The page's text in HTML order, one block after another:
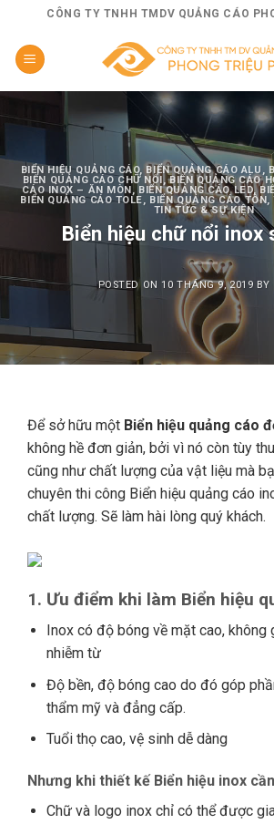
content
CÔNG TY TNHH TMDV QUẢNG CÁO
BIỂN HIỆU QUẢNG CÁO, BIỂN QUẢNG CÁO ALU ,
BIỂN QUẢNG CÁO CHỮ NỔI ,BIỂN QUẢNG CÁO
CÁO INOX – ĂN MÒN , BIỂN QUẢNG CÁO LED,
BIỂN QUẢNG CÁO TOLE, BIỂN QUẢNG CÁO TÔN ,
TIN TỨC & SỰ KIỆN
Biển hiệu chữ nổi inox
POSTED ON 10 THÁNG 9, 2019 BY
Để sở hữu một Biển hiệu quảng cáo
không hề đơn giản, bởi vì nó còn tùy
cũng như chất lượng của vật liệu mà
chuyên thi công Biển hiệu quảng cáo
chất lượng. Sẽ làm hài lòng quý khách.
1. Ưu điểm khi làm Biển hiệu
Inox có độ bóng về mặt cao, không
nhiễm từ
Độ bền, độ bóng cao do đó góp
thẩm mỹ và đẳng cấp.
Tuổi thọ cao, vệ sinh dễ dàng
Nhưng khi thiết kế Biển hiệu inox
Chữ và logo inox chỉ có thể được